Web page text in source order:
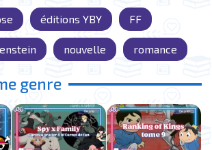
éditions YBY FF
nouvelle romance
genre